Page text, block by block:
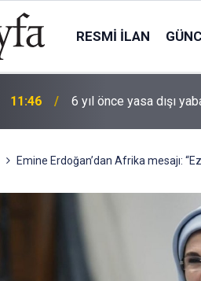
RESMI İLAN
11:46 6 yıl önce yasa dışı
Emine Erdoğan’dan Afrika mesajı: